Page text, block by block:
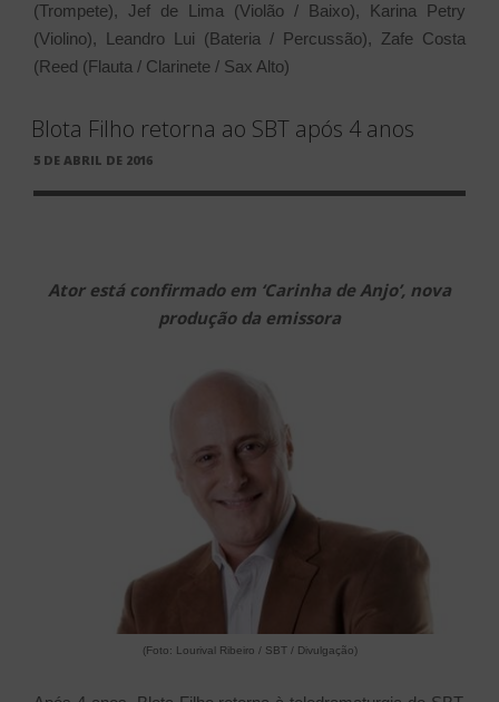
(Trompete), Jef de Lima (Violão / Baixo), Karina Petry
(Violino), Leandro Lui (Bateria / Percussão), Zafe Costa
(Reed (Flauta / Clarinete / Sax Alto)
Blota Filho retorna ao SBT após 4 anos
PUBLICADO
5 DE ABRIL DE 2016
Ator está confirmado em ‘Carinha de Anjo’, nova
produção da emissora
(Foto: Lourival Ribeiro / SBT / Divulgação)